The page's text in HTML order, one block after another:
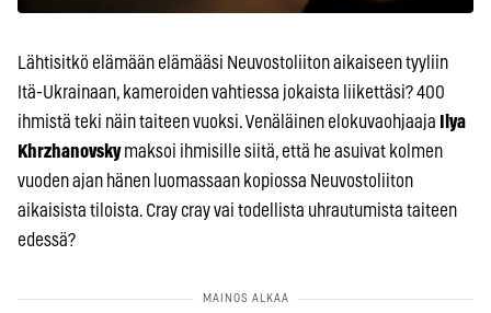
Lähtisitkö elämään elämääsi Neuvostoliiton aikaiseen tyyliin
Itä-Ukrainaan, kameroiden vahtiessa jokaista liikettäsi? 400
ihmistä teki näin taiteen vuoksi. Venäläinen elokuvaohjaaja
Ilya
Khrzhanovskymaksoi ihmisille siitä, että he asuivat kolmen
vuoden ajan hänen luomassaan kopiossa Neuvostoliiton
aikaisista tiloista. Cray cray vai todellista uhrautumista taiteen
edessä?